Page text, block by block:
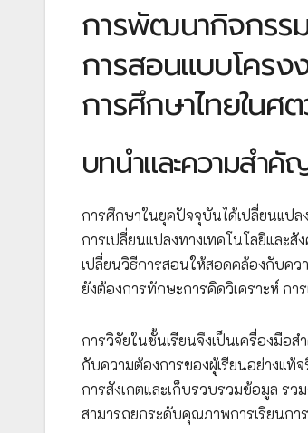
การพัฒนากิจกรรม
การสอนแบบโคร
การศึกษาไทยในศ
บทนำและความสำคั
การศึกษาในยุคปัจจุบันได้เปลี่ยนแป
การเปลี่ยนแปลงทางเทคโนโลยีและ
เปลี่ยนวิธีการสอนให้สอดคล้องกับคว
ยังต้องการทักษะการคิดวิเคราะห์ ก
การวิจัยในชั้นเรียนจึงเป็นเครื่องมือ
กับความต้องการของผู้เรียนอย่างแ
การสังเกตและเก็บรวบรวมข้อมูล ร
สามารถยกระดับคุณภาพการเรียนกา